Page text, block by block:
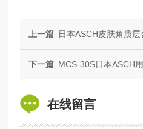
上一篇 日本ASCH皮肤角质
下一篇 MCS-30S日本ASCH
在线留言